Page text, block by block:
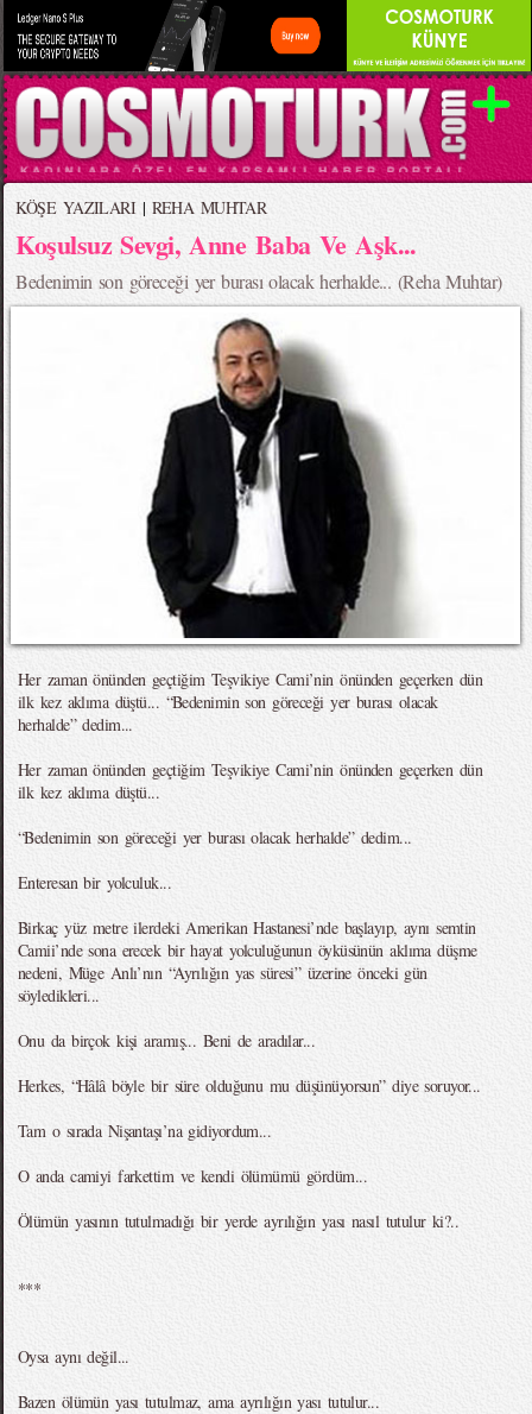
KÖŞE YAZILARI| REHA MUHTAR
Koşulsuz Sevgi, Anne Baba Ve Aşk...
Bedenimin son göreceği yer burası olacak herhalde... (Reha Muhtar)
Her zaman önünden geçtiğim Teşvikiye Cami’nin önünden geçerken dün
ilk kez aklıma düştü... “Bedenimin son göreceği yer burası olacak
herhalde” dedim...
Her zaman önünden geçtiğim Teşvikiye Cami’nin önünden geçerken dün
ilk kez aklıma düştü...
“Bedenimin son göreceği yer burası olacak herhalde” dedim...
Enteresan bir yolculuk...
Birkaç yüz metre ilerdeki Amerikan Hastanesi’nde başlayıp, aynı semtin
Camii’nde sona erecek bir hayat yolculuğunun öyküsünün aklıma düşme
nedeni, Müge Anlı’nın “Ayrılığın yas süresi” üzerine önceki gün
söyledikleri...
Onu da birçok kişi aramış... Beni de aradılar...
Herkes, “Hâlâ böyle bir süre olduğunu mu düşünüyorsun” diye soruyor...
Tam o sırada Nişantaşı’na gidiyordum...
O anda camiyi farkettim ve kendi ölümümü gördüm...
Ölümün yasının tutulmadığı bir yerde ayrılığın yası nasıl tutulur ki?..
***
Oysa aynı değil...
Bazen ölümün yası tutulmaz, ama ayrılığın yası tutulur...